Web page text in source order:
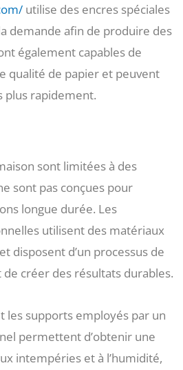
utilise des encres spéciales
demande afin de produire des
également capables de
qualité de papier et peuvent
plus rapidement.
sont limitées à des
sont pas conçues pour
longue durée. Les
utilisent des matériaux
disposent d’un processus de
créer des résultats durables.
les supports employés par un
permettent d’obtenir une
intempéries et à l’humidité,